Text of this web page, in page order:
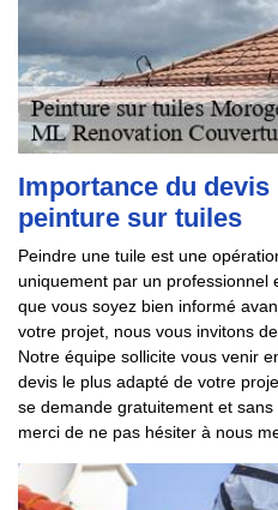
Importance du
peinture sur tuiles
Peindre une tuile est une
uniquement par un professionnel
que vous soyez bien informé
votre projet, nous vous invitons
Notre équipe sollicite vous venir
devis le plus adapté de votre
se demande gratuitement et sans
merci de ne pas hésiter à nous